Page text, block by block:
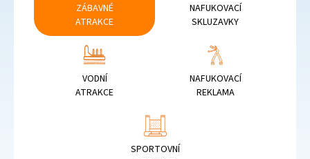
ZÁBAVNÉ
ATRAKCE
NAFUKOVACÍ
SKLUZAVKY
VODNÍ
ATRAKCE
NAFUKOVACÍ
REKLAMA
SPORTOVNÍ